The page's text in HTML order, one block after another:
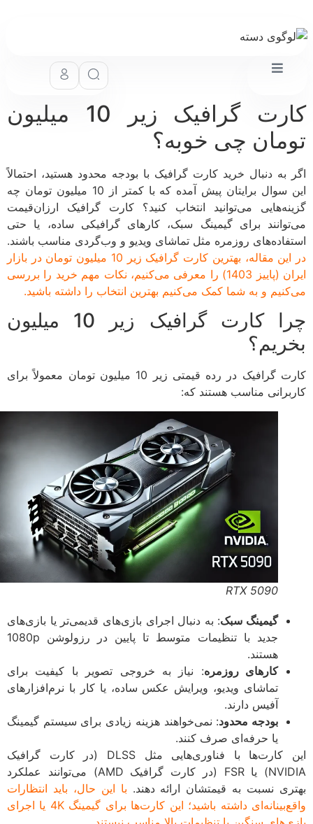
کارت گرافیک زیر 10 میلیون
چی خوبه؟
به دنبال خرید کارت گرافیک با بودجه محدود هستید، احتمالاً
این سوال برایتان پیش آمده که با کمتر از 10 میلیون تومان چه
می‌توانید انتخاب کنید؟ کارت گرافیک ارزان‌قیمت
برای گیمینگ سبک، کارهای گرافیکی ساده، یا حتی
روزمره مثل تماشای ویدیو و وب‌گردی مناسب باشند.
در این مقاله، بهترین کارت گرافیک زیر 10 میلیون تومان در بازار
ایران (پاییز 1403) را معرفی می‌کنیم، نکات مهم خرید را بررسی
و به شما کمک می‌کنیم بهترین انتخاب را داشته باشید.
چرا کارت گرافیک زیر 10 میلیون
کارت گرافیک در رده قیمتی زیر 10 میلیون تومان معمولاً برای
مناسب هستند که:
RTX 5090
گیمینگ سبک: به دنبال اجرای بازی‌های قدیمی‌تر یا بازی‌های
جدید با تنظیمات متوسط تا پایین در رزولوشن 1080p
هستند.
کارهای روزمره : نیاز به خروجی تصویر با کیفیت برای
تماشای ویدیو، ویرایش عکس ساده، یا کار با نرم‌افزارهای
آفیس دارند.
بودجه محدود: نمی‌خواهند هزینه زیادی برای سیستم گیمینگ
یا حرفه‌ای صرف کنند.
این کارت‌ها با فناوری‌هایی مثل DLSS (در کارت گرافیک
NVIDIA) یا FSR (در کارت گرافیک AMD) می‌توانند عملکرد
نسبت به قیمتشان ارائه دهند.با این حال، باید انتظارات
واقع‌بینانه‌ای داشته باشید؛ این کارت‌ها برای گیمینگ 4K یا اجرای